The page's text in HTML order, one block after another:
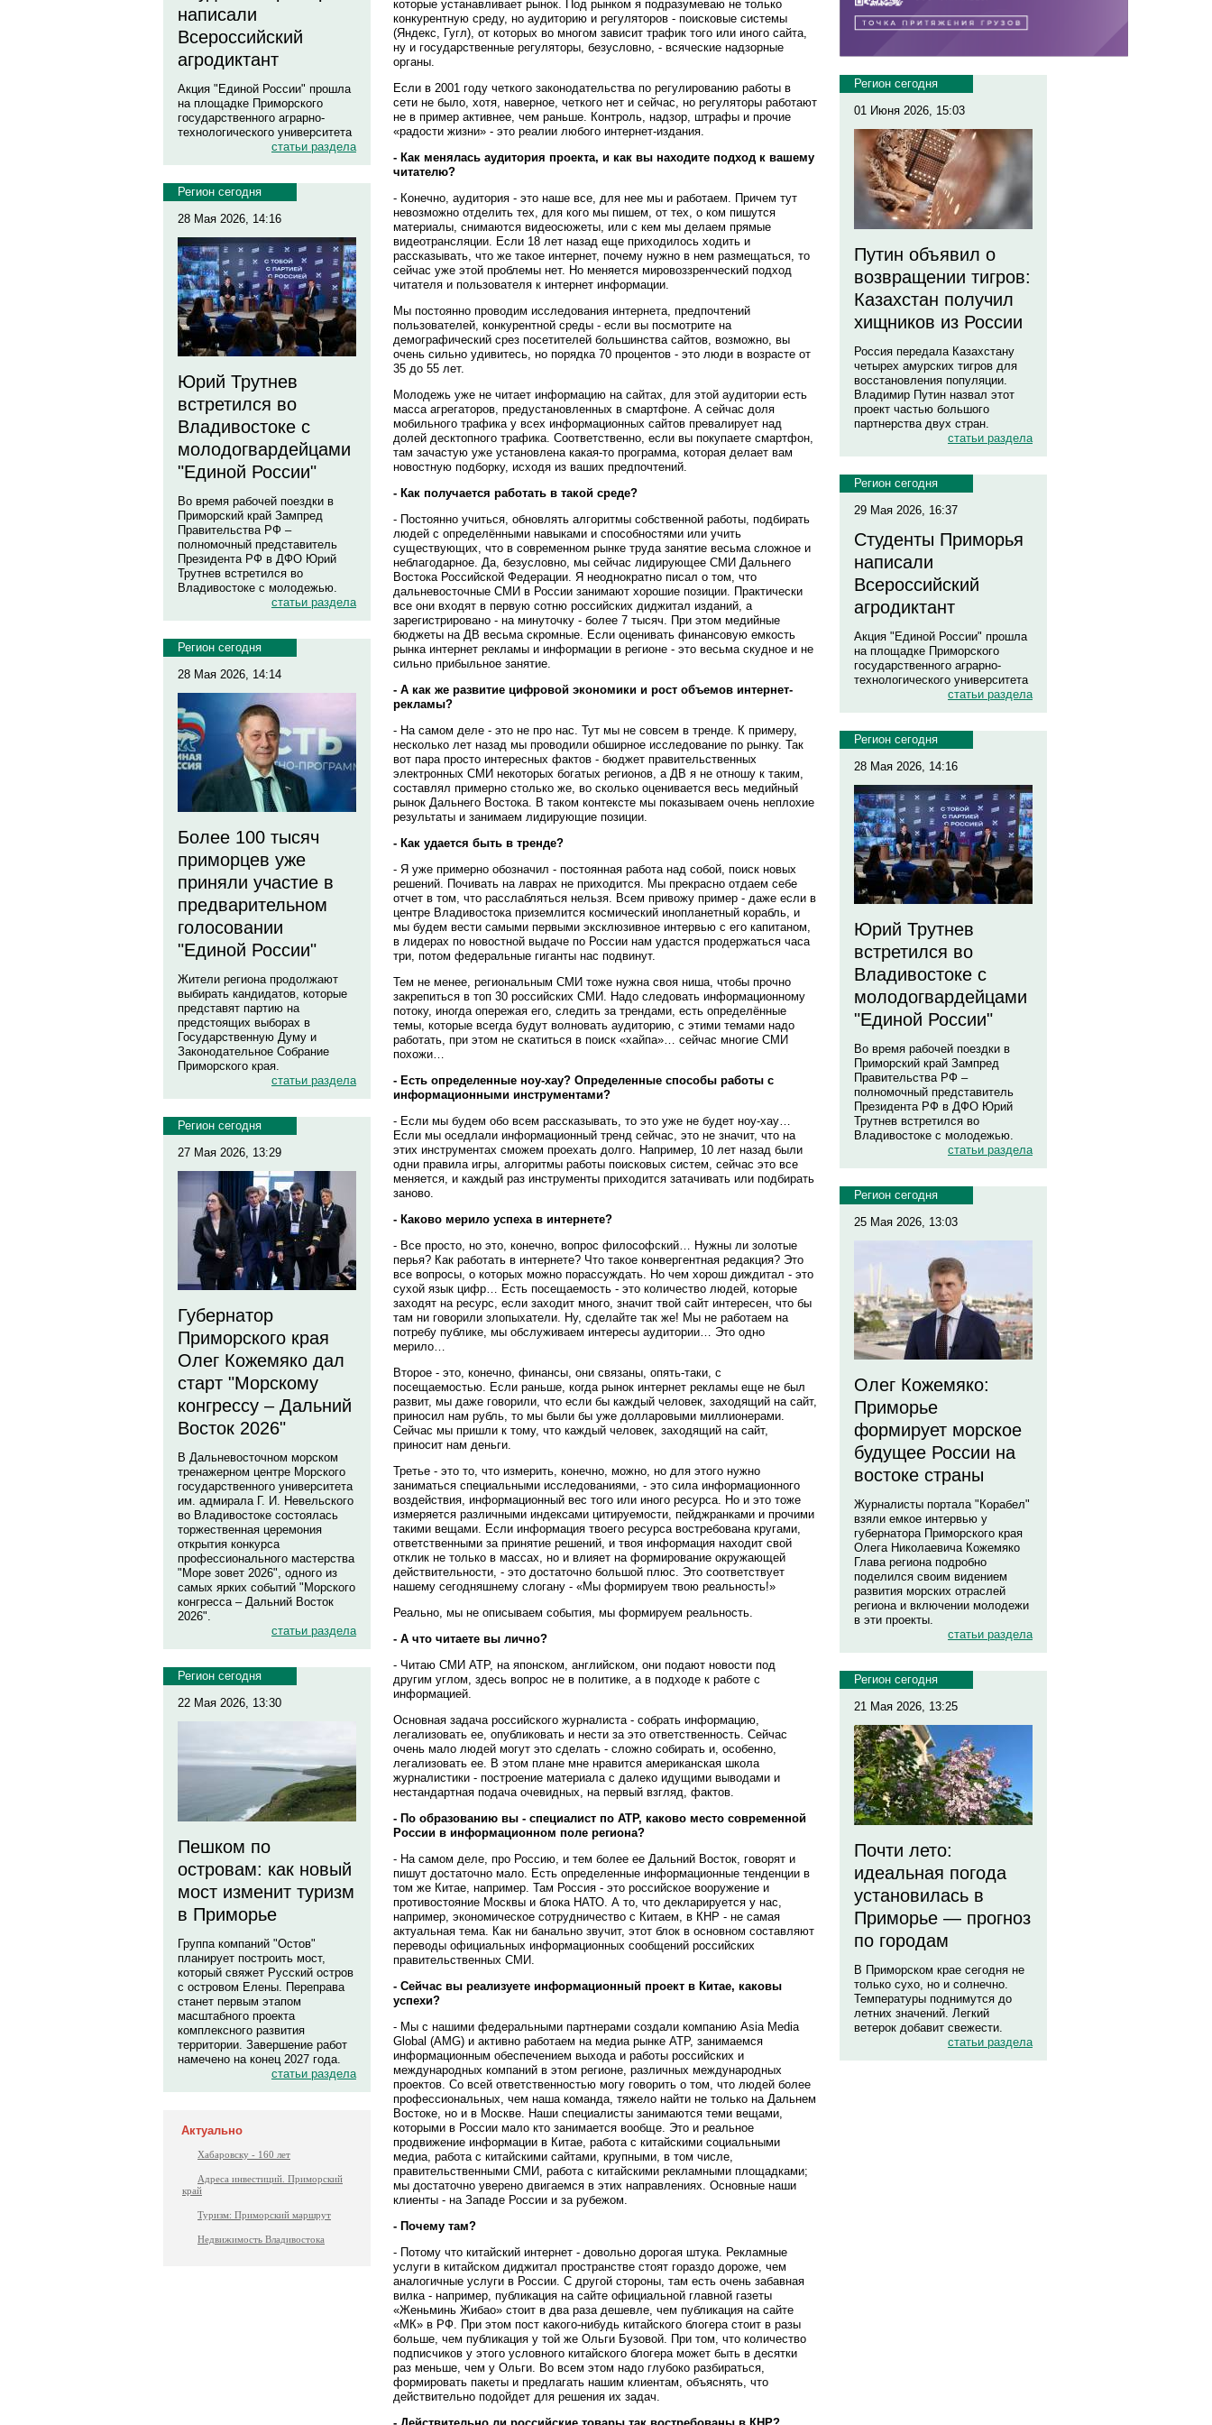
написали
Всероссийский
агродиктант
Акция "Единой России" прошла
на площадке Приморского
государственного аграрно-
технологического университета
статьи раздела
Регион сегодня
28 Мая 2026, 14:16
Юрий Трутнев
встретился во
Владивостоке с
молодогвардейцами
"Единой России"
Во время рабочей поездки в
Приморский край Зампред
Правительства РФ –
полномочный представитель
Президента РФ в ДФО Юрий
Трутнев встретился во
Владивостоке с молодежью.
статьи раздела
Регион сегодня
28 Мая 2026, 14:14
Более 100 тысяч
приморцев уже
приняли участие в
предварительном
голосовании
"Единой России"
Жители региона продолжают
выбирать кандидатов, которые
представят партию на
предстоящих выборах в
Государственную Думу и
Законодательное Собрание
Приморского края.
статьи раздела
Регион сегодня
27 Мая 2026, 13:29
Губернатор
Приморского края
Олег Кожемяко дал
старт "Морскому
конгрессу – Дальний
Восток 2026"
В Дальневосточном морском
тренажерном центре Морского
государственного университета
им. адмирала Г. И. Невельского
во Владивостоке состоялась
торжественная церемония
открытия конкурса
профессионального мастерства
"Море зовет 2026", одного из
самых ярких событий "Морского
конгресса – Дальний Восток
2026".
статьи раздела
Регион сегодня
22 Мая 2026, 13:30
Пешком по
островам: как новый
мост изменит туризм
в Приморье
Группа компаний "Остов"
планирует построить мост,
который свяжет Русский остров
с островом Елены. Переправа
станет первым этапом
масштабного проекта
комплексного развития
территории. Завершение работ
намечено на конец 2027 года.
статьи раздела
Актуально
Хабаровску - 160 лет
Адреса инвестиций. Приморский
край
Туризм: Приморский маршрут
Недвижимость Владивостока
которые устанавливает рынок. Под рынком я подразумеваю не только
конкурентную среду, но аудиторию и регуляторов - поисковые системы
(Яндекс, Гугл), от которых во многом зависит трафик того или иного сайта,
ну и государственные регуляторы, безусловно, - всяческие надзорные
органы.
Если в 2001 году четкого законодательства по регулированию работы в
сети не было, хотя, наверное, четкого нет и сейчас, но регуляторы работают
не в пример активнее, чем раньше. Контроль, надзор, штрафы и прочие
«радости жизни» - это реалии любого интернет-издания.
- Как менялась аудитория проекта, и как вы находите подход к вашему
читателю?
- Конечно, аудитория - это наше все, для нее мы и работаем. Причем тут
невозможно отделить тех, для кого мы пишем, от тех, о ком пишутся
материалы, снимаются видеосюжеты, или с кем мы делаем прямые
видеотрансляции. Если 18 лет назад еще приходилось ходить и
рассказывать, что же такое интернет, почему нужно в нем размещаться, то
сейчас уже этой проблемы нет. Но меняется мировоззренческий подход
читателя и пользователя к интернет информации.
Мы постоянно проводим исследования интернета, предпочтений
пользователей, конкурентной среды - если вы посмотрите на
демографический срез посетителей большинства сайтов, возможно, вы
очень сильно удивитесь, но порядка 70 процентов - это люди в возрасте от
35 до 55 лет.
Молодежь уже не читает информацию на сайтах, для этой аудитории есть
масса агрегаторов, предустановленных в смартфоне. А сейчас доля
мобильного трафика у всех информационных сайтов превалирует над
долей десктопного трафика. Соответственно, если вы покупаете смартфон,
там зачастую уже установлена какая-то программа, которая делает вам
новостную подборку, исходя из ваших предпочтений.
- Как получается работать в такой среде?
- Постоянно учиться, обновлять алгоритмы собственной работы, подбирать
людей с определёнными навыками и способностями или учить
существующих, что в современном рынке труда занятие весьма сложное и
неблагодарное. Да, безусловно, мы сейчас лидирующее СМИ Дальнего
Востока Российской Федерации. Я неоднократно писал о том, что
дальневосточные СМИ в России занимают хорошие позиции. Практически
все они входят в первую сотню российских диджитал изданий, а
зарегистрировано - на минуточку - более 7 тысяч. При этом медийные
бюджеты на ДВ весьма скромные. Если оценивать финансовую емкость
рынка интернет рекламы и информации в регионе - это весьма скудное и не
сильно прибыльное занятие.
- А как же развитие цифровой экономики и рост объемов интернет-
рекламы?
- На самом деле - это не про нас. Тут мы не совсем в тренде. К примеру,
несколько лет назад мы проводили обширное исследование по рынку. Так
вот пара просто интересных фактов - бюджет правительственных
электронных СМИ некоторых богатых регионов, а ДВ я не отношу к таким,
составлял примерно столько же, во сколько оценивается весь медийный
рынок Дальнего Востока. В таком контексте мы показываем очень неплохие
результаты и занимаем лидирующие позиции.
- Как удается быть в тренде?
- Я уже примерно обозначил - постоянная работа над собой, поиск новых
решений. Почивать на лаврах не приходится. Мы прекрасно отдаем себе
отчет в том, что расслабляться нельзя. Всем привожу пример - даже если в
центре Владивостока приземлится космический инопланетный корабль, и
мы будем вести самыми первыми эксклюзивное интервью с его капитаном,
в лидерах по новостной выдаче по России нам удастся продержаться часа
три, потом федеральные гиганты нас подвинут.
Тем не менее, региональным СМИ тоже нужна своя ниша, чтобы прочно
закрепиться в топ 30 российских СМИ. Надо следовать информационному
потоку, иногда опережая его, следить за трендами, есть определённые
темы, которые всегда будут волновать аудиторию, с этими темами надо
работать, при этом не скатиться в поиск «хайпа»… сейчас многие СМИ
похожи…
- Есть определенные ноу-хау? Определенные способы работы с
информационными инструментами?
- Если мы будем обо всем рассказывать, то это уже не будет ноу-хау…
Если мы оседлали информационный тренд сейчас, это не значит, что на
этих инструментах сможем проехать долго. Например, 10 лет назад были
одни правила игры, алгоритмы работы поисковых систем, сейчас это все
меняется, и каждый раз инструменты приходится затачивать или подбирать
заново.
- Каково мерило успеха в интернете?
- Все просто, но это, конечно, вопрос философский… Нужны ли золотые
перья? Как работать в интернете? Что такое конвергентная редакция? Это
все вопросы, о которых можно порассуждать. Но чем хорош диждитал - это
сухой язык цифр… Есть посещаемость - это количество людей, которые
заходят на ресурс, если заходит много, значит твой сайт интересен, что бы
там ни говорили злопыхатели. Ну, сделайте так же! Мы не работаем на
потребу публике, мы обслуживаем интересы аудитории… Это одно
мерило…
Второе - это, конечно, финансы, они связаны, опять-таки, с
посещаемостью. Если раньше, когда рынок интернет рекламы еще не был
развит, мы даже говорили, что если бы каждый человек, заходящий на сайт,
приносил нам рубль, то мы были бы уже долларовыми миллионерами.
Сейчас мы пришли к тому, что каждый человек, заходящий на сайт,
приносит нам деньги.
Третье - это то, что измерить, конечно, можно, но для этого нужно
заниматься специальными исследованиями, - это сила информационного
воздействия, информационный вес того или иного ресурса. Но и это тоже
измеряется различными индексами цитируемости, пейджранками и прочими
такими вещами. Если информация твоего ресурса востребована кругами,
ответственными за принятие решений, и твоя информация находит свой
отклик не только в массах, но и влияет на формирование окружающей
действительности, - это достаточно большой плюс. Это соответствует
нашему сегодняшнему слогану - «Мы формируем твою реальность!»
Реально, мы не описываем события, мы формируем реальность.
- А что читаете вы лично?
- Читаю СМИ АТР, на японском, английском, они подают новости под
другим углом, здесь вопрос не в политике, а в подходе к работе с
информацией.
Основная задача российского журналиста - собрать информацию,
легализовать ее, опубликовать и нести за это ответственность. Сейчас
очень мало людей могут это сделать - сложно собирать и, особенно,
легализовать ее. В этом плане мне нравится американская школа
журналистики - построение материала с далеко идущими выводами и
нестандартная подача очевидных, на первый взгляд, фактов.
- По образованию вы - специалист по АТР, каково место современной
России в информационном поле региона?
- На самом деле, про Россию, и тем более ее Дальний Восток, говорят и
пишут достаточно мало. Есть определенные информационные тенденции в
том же Китае, например. Там Россия - это российское вооружение и
противостояние Москвы и блока НАТО. А то, что декларируется у нас,
например, экономическое сотрудничество с Китаем, в КНР - не самая
актуальная тема. Как ни банально звучит, этот блок в основном составляют
переводы официальных информационных сообщений российских
правительственных СМИ.
- Сейчас вы реализуете информационный проект в Китае, каковы
успехи?
- Мы с нашими федеральными партнерами создали компанию Asia Media
Global (AMG) и активно работаем на медиа рынке АТР, занимаемся
информационным обеспечением выхода и работы российских и
международных компаний в этом регионе, различных международных
проектов. Со всей ответственностью могу говорить о том, что людей более
профессиональных, чем наша команда, тяжело найти не только на Дальнем
Востоке, но и в Москве. Наши специалисты занимаются теми вещами,
которыми в России мало кто занимается вообще. Это и реальное
продвижение информации в Китае, работа с китайскими социальными
медиа, работа с китайскими сайтами, крупными, в том числе,
правительственными СМИ, работа с китайскими рекламными площадками;
мы достаточно уверено двигаемся в этих направлениях. Основные наши
клиенты - на Западе России и за рубежом.
- Почему там?
- Потому что китайский интернет - довольно дорогая штука. Рекламные
услуги в китайском диджитал пространстве стоят гораздо дороже, чем
аналогичные услуги в России. С другой стороны, там есть очень забавная
вилка - например, публикация на сайте официальной главной газеты
«Женьминь Жибао» стоит в два раза дешевле, чем публикация на сайте
«МК» в РФ. При этом пост какого-нибудь китайского блогера стоит в разы
больше, чем публикация у той же Ольги Бузовой. При том, что количество
подписчиков у этого условного китайского блогера может быть в десятки
раз меньше, чем у Ольги. Во всем этом надо глубоко разбираться,
формировать пакеты и предлагать нашим клиентам, объяснять, что
действительно подойдет для решения их задач.
- Действительно ли российские товары так востребованы в КНР?
Регион сегодня
01 Июня 2026, 15:03
Путин объявил о
возвращении тигров:
Казахстан получил
хищников из России
Россия передала Казахстану
четырех амурских тигров для
восстановления популяции.
Владимир Путин назвал этот
проект частью большого
партнерства двух стран.
статьи раздела
Регион сегодня
29 Мая 2026, 16:37
Студенты Приморья
написали
Всероссийский
агродиктант
Акция "Единой России" прошла
на площадке Приморского
государственного аграрно-
технологического университета
статьи раздела
Регион сегодня
28 Мая 2026, 14:16
Юрий Трутнев
встретился во
Владивостоке с
молодогвардейцами
"Единой России"
Во время рабочей поездки в
Приморский край Зампред
Правительства РФ –
полномочный представитель
Президента РФ в ДФО Юрий
Трутнев встретился во
Владивостоке с молодежью.
статьи раздела
Регион сегодня
25 Мая 2026, 13:03
Олег Кожемяко:
Приморье
формирует морское
будущее России на
востоке страны
Журналисты портала "Корабел"
взяли емкое интервью у
губернатора Приморского края
Олега Николаевича Кожемяко
Глава региона подробно
поделился своим видением
развития морских отраслей
региона и включении молодежи
в эти проекты.
статьи раздела
Регион сегодня
21 Мая 2026, 13:25
Почти лето:
идеальная погода
установилась в
Приморье — прогноз
по городам
В Приморском крае сегодня не
только сухо, но и солнечно.
Температуры поднимутся до
летних значений. Легкий
ветерок добавит свежести.
статьи раздела